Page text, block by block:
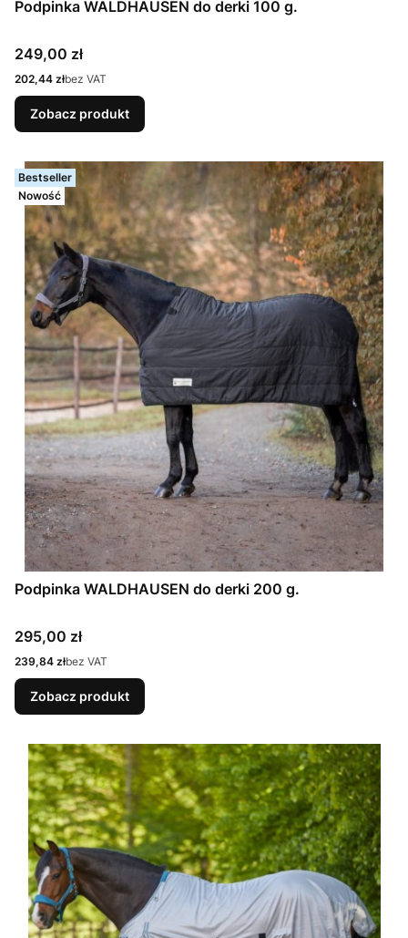
Podpinka WALDHAUSEN do derki 100 g.
Cena
249,00 zł
Cena
202,44 złbez VAT
Zobacz produkt
Bestseller
Nowość
Podpinka WALDHAUSEN do derki 200 g.
Cena
295,00 zł
Cena
239,84 złbez VAT
Zobacz produkt